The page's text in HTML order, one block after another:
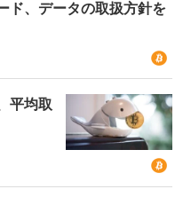
ド、データの取扱方針を
平均取